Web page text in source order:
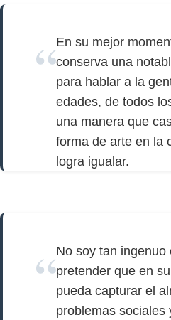
En su mejor
conserva una
para hablar a la
edades, de todos
una manera que
forma de arte en la
logra igualar.
No soy tan ingenuo
pretender que en
pueda capturar el
problemas sociales